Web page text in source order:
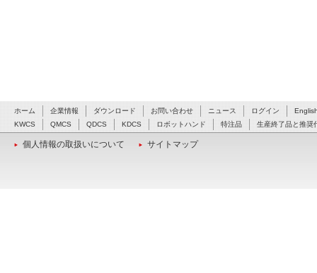
ホーム 企業情報 ダウンロード お問い合わせ ニュース ログイン
KWCS
QMCS QDCS KDCS ロボットハンド 特注品 生産終了品と推奨
個人情報の取扱いについて サイトマップ